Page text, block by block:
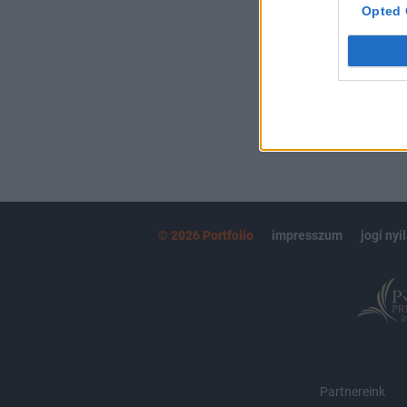
Opted
MÁR
© 2026 Portfolio impresszum jogi
Partnereink